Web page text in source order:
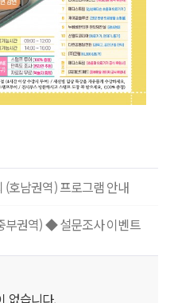
남권역) 프로그램 안내
부권역) ◆ 설문조사 이벤트
없습니다.